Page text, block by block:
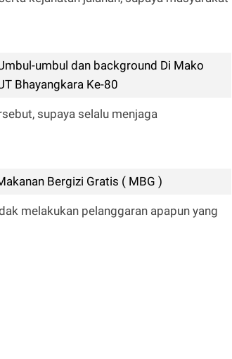
umbul dan background Di Mako
Bhayangkara Ke-80
supaya selalu menjaga
Bergizi Gratis ( MBG )
melakukan pelanggaran apapun yang